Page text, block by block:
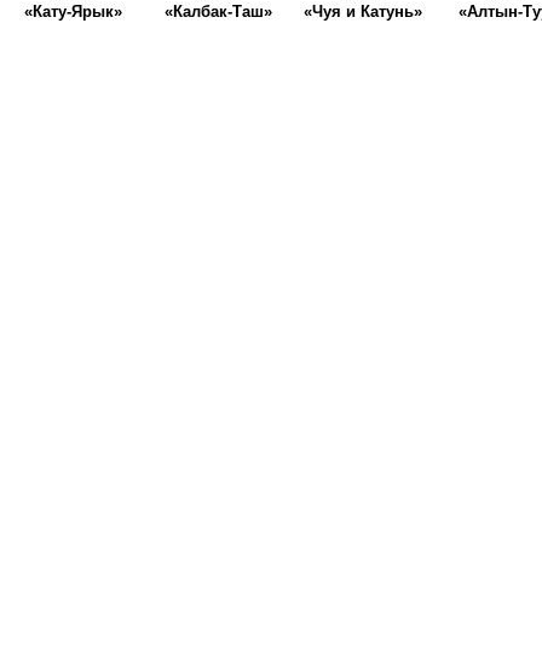
«Кату-Ярык»
«Калбак-Таш»
«Чуя и Катунь»
«Алтын-